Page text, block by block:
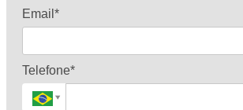
Email*
Telefone*